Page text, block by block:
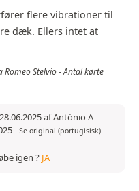
flere vibrationer til
dæk. Ellers intet at
Romeo Stelvio - Antal kørte
af António A
- Se original (portugisisk)
igen ? JA